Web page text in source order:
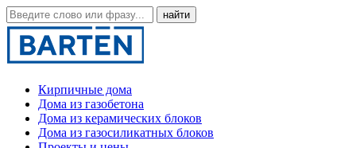
Кирпичные дома
Дома из газобетона
Дома из керамических блоков
Дома из газосиликатных блоков